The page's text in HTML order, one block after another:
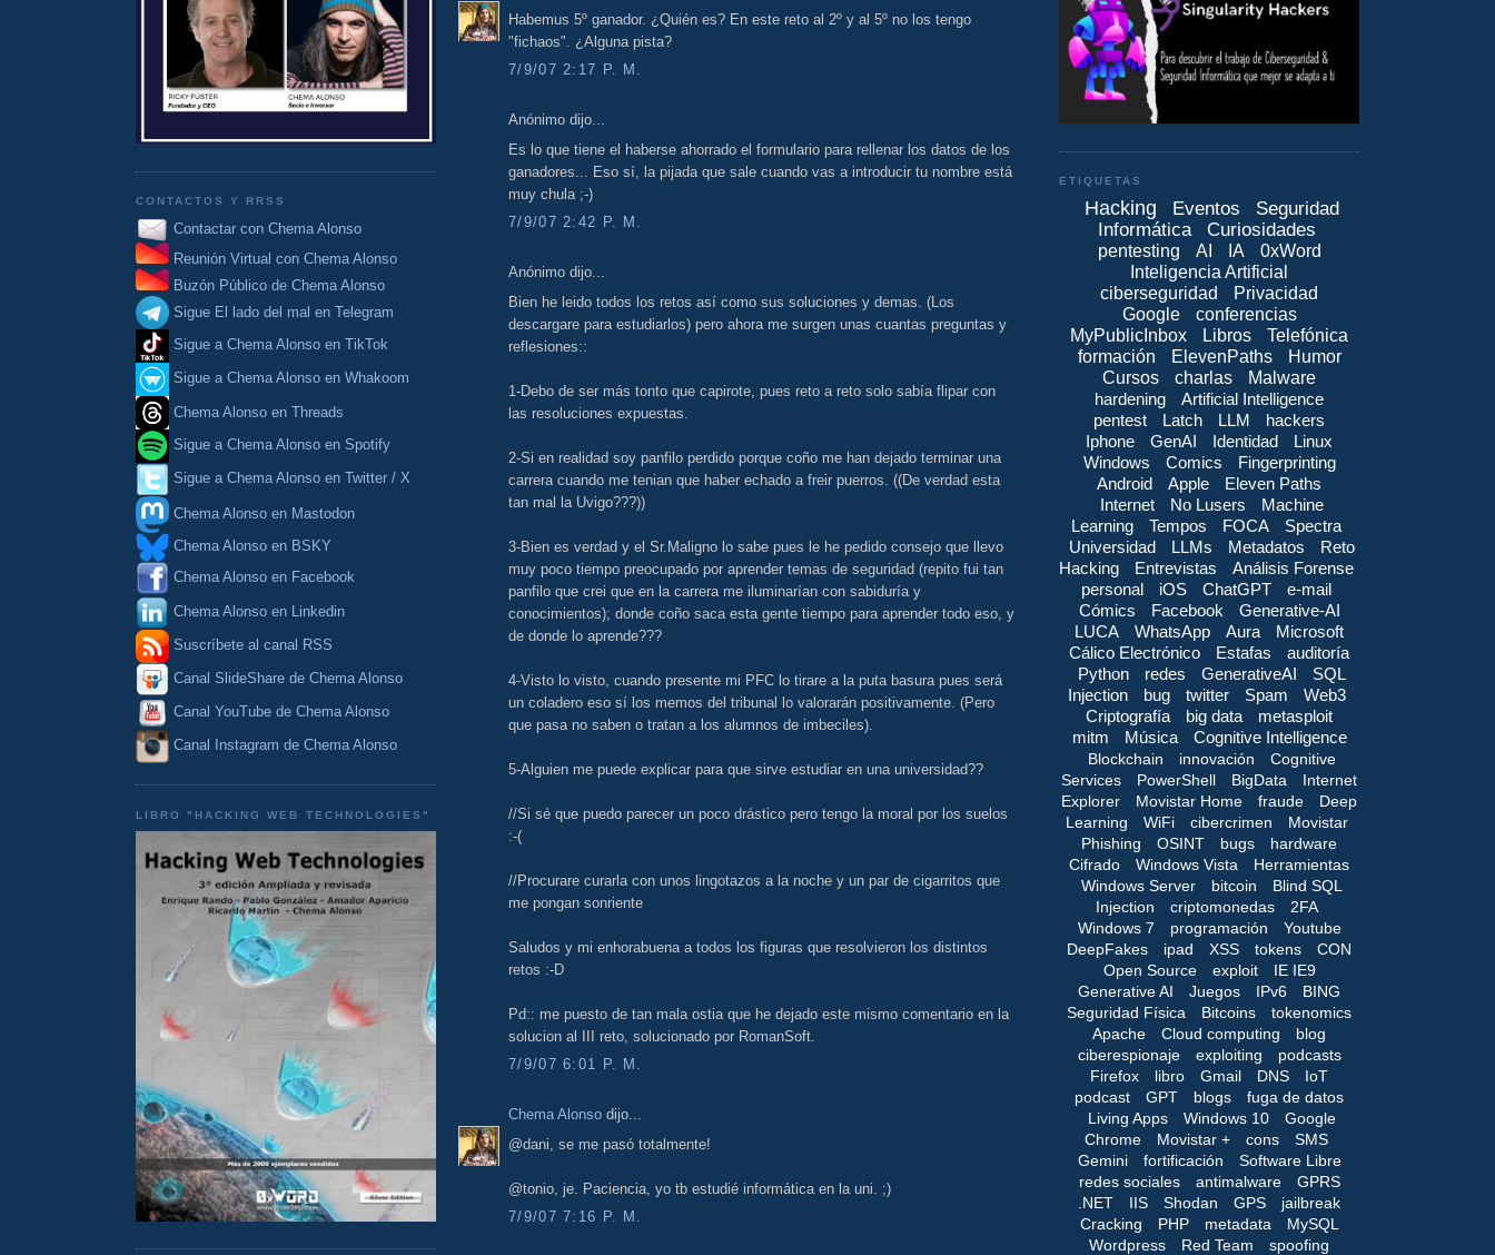
CONTACTOS Y RRSS
Contactar con Chema Alonso
Reunión Virtual con Chema Alonso
Buzón Público de Chema Alonso
Sigue El lado del mal en Telegram
Sigue a Chema Alonso en TikTok
Sigue a Chema Alonso en Whakoom
Chema Alonso en Threads
Sigue a Chema Alonso en Spotify
Sigue a Chema Alonso en Twitter / X
Chema Alonso en Mastodon
Chema Alonso en BSKY
Chema Alonso en Facebook
Chema Alonso en Linkedin
Suscríbete al canal RSS
Canal SlideShare de Chema Alonso
Canal YouTube de Chema Alonso
Canal Instagram de Chema Alonso
LIBRO "HACKING WEB TECHNOLOGIES"
Habemus 5º ganador. ¿Quién es? En este reto al 2º y al 5º no los tengo
"fichaos". ¿Alguna pista?
7/9/07 2:17 P. M.
Anónimo dijo...
Es lo que tiene el haberse ahorrado el formulario para rellenar los datos de los
ganadores... Eso sí, la pijada que sale cuando vas a introducir tu nombre está
muy chula ;-)
7/9/07 2:42 P. M.
Anónimo dijo...
Bien he leido todos los retos así como sus soluciones y demas. (Los
descargare para estudiarlos) pero ahora me surgen unas cuantas preguntas y
reflesiones::
1-Debo de ser más tonto que capirote, pues reto a reto solo sabía flipar con
las resoluciones expuestas.
2-Si en realidad soy panfilo perdido porque coño me han dejado terminar una
carrera cuando me tenian que haber echado a freir puerros. ((De verdad esta
tan mal la Uvigo???))
3-Bien es verdad y el Sr.Maligno lo sabe pues le he pedido consejo que llevo
muy poco tiempo preocupado por aprender temas de seguridad (repito fui tan
panfilo que crei que en la carrera me iluminarían con sabiduría y
conocimientos); donde coño saca esta gente tiempo para aprender todo eso, y
de donde lo aprende???
4-Visto lo visto, cuando presente mi PFC lo tirare a la puta basura pues será
un coladero eso sí los memos del tribunal lo valorarán positivamente. (Pero
que pasa no saben o tratan a los alumnos de imbeciles).
5-Alguien me puede explicar para que sirve estudiar en una universidad??
//Si sé que puedo parecer un poco drástico pero tengo la moral por los suelos
:-(
//Procurare curarla con unos lingotazos a la noche y un par de cigarritos que
me pongan sonriente
Saludos y mi enhorabuena a todos los figuras que resolvieron los distintos
retos :-D
Pd:: me puesto de tan mala ostia que he dejado este mismo comentario en la
solucion al III reto, solucionado por RomanSoft.
7/9/07 6:01 P. M.
Chema Alonso dijo...
@dani, se me pasó totalmente!
@tonio, je. Paciencia, yo tb estudié informática en la uni. ;)
7/9/07 7:16 P. M.
ETIQUETAS
Hacking Eventos
Seguridad
Informática
Curiosidades
pentesting AI IA
0xWord
Inteligencia Artificial
ciberseguridad
Privacidad
Google
conferencias
MyPublicInbox
Libros
Telefónica
formación
ElevenPaths
Humor
Cursos
charlas
Malware
hardening
Artificial Intelligence
pentest
Latch LLM
hackers
Iphone
GenAI Identidad
Linux
Windows
Comics
Fingerprinting
Android
Apple
Eleven Paths
Internet
No Lusers
Machine
Learning
Tempos FOCA
Spectra
Universidad
LLMs Metadatos
Reto
Hacking
Entrevistas
Análisis Forense
personal
iOS ChatGPT
e-mail
Cómics
Facebook
Generative-AI
LUCA
WhatsApp Aura
Microsoft
Cálico Electrónico
Estafas
auditoría
Python
redes GenerativeAI
SQL
Injection
bug twitter Spam
Web3
Criptografía
big data
metasploit
mitm
Música Cognitive Intelligence
Blockchain innovación
Cognitive
Services
PowerShell BigData
Internet
Explorer
Movistar Home fraude
Deep
Learning
WiFi cibercrimen
Movistar
Phishing
OSINT bugs
hardware
Cifrado
Windows Vista
Herramientas
Windows Server
bitcoin
Blind SQL
Injection
criptomonedas
2FA
Windows 7
programación
Youtube
DeepFakes
ipad XSS tokens
CON
Open Source
exploit
IE IE9
Generative AI
Juegos IPv6
BING
Seguridad Física
Bitcoins
tokenomics
Apache
Cloud computing
blog
ciberespionaje
exploiting
podcasts
Firefox
libro Gmail DNS
IoT
podcast
GPT blogs
fuga de datos
Living Apps
Windows 10
Google
Chrome
Movistar + cons
SMS
Gemini
fortificación
Software Libre
redes sociales
antimalware
GPRS
.NET
IIS Shodan GPS
jailbreak
Cracking
PHP metadata
MySQL
Wordpress
Red Team
spoofing